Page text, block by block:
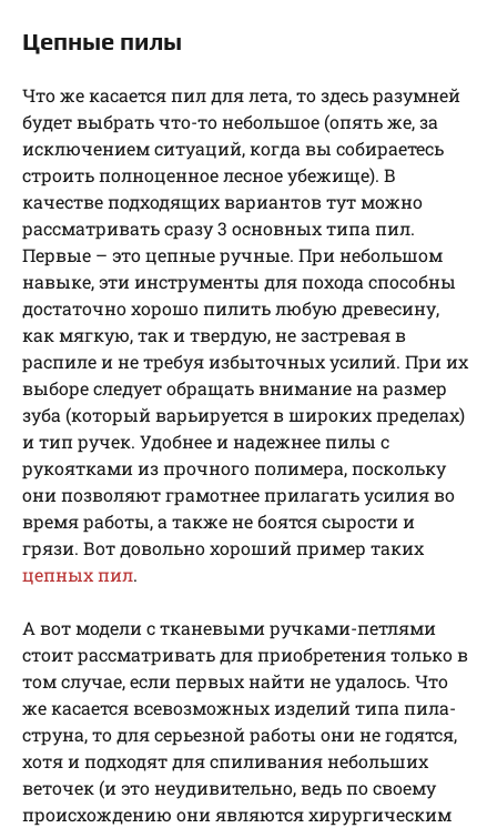
Цепные пилы
Что же касается пил для лета, то здесь разумней
будет выбрать что-то небольшое (опять же, за
исключением ситуаций, когда вы собираетесь
строить полноценное лесное убежище). В
качестве подходящих вариантов тут можно
рассматривать сразу 3 основных типа пил.
Первые – это цепные ручные. При небольшом
навыке, эти инструменты для похода способны
достаточно хорошо пилить любую древесину,
как мягкую, так и твердую, не застревая в
распиле и не требуя избыточных усилий. При их
выборе следует обращать внимание на размер
зуба (который варьируется в широких пределах)
и тип ручек. Удобнее и надежнее пилы с
рукоятками из прочного полимера, поскольку
они позволяют грамотнее прилагать усилия во
время работы, а также не боятся сырости и
грязи. Вот довольно хороший пример таких
цепных пил.
А вот модели с тканевыми ручками-петлями
стоит рассматривать для приобретения только в
том случае, если первых найти не удалось. Что
же касается всевозможных изделий типа пила-
струна, то для серьезной работы они не годятся,
хотя и подходят для спиливания небольших
веточек (и это неудивительно, ведь по своему
происхождению они являются хирургическим